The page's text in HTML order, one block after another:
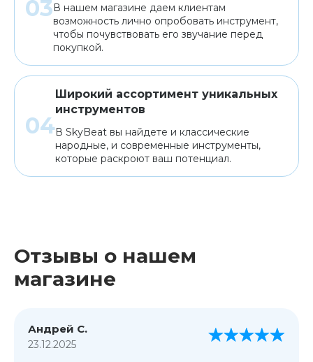
В нашем магазине даем клиентам
возможность лично опробовать инструмент,
чтобы почувствовать его звучание перед
покупкой.
Широкий ассортимент уникальных
инструментов
В SkyBeat вы найдете и классические
народные, и современные инструменты,
которые раскроют ваш потенциал.
Отзывы о нашем
магазине
Андрей С.
23.12.2025